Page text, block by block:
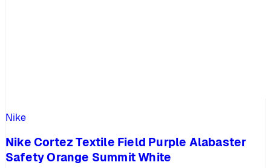
Nike
Nike Cortez Textile Field Purple Alabaster
Safety Orange Summit White